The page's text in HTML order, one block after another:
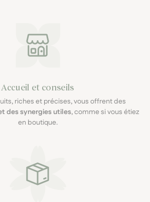
Accueil et conseils
riches et précises, vous offrent des
des synergies utiles, comme si vous étiez
en boutique.